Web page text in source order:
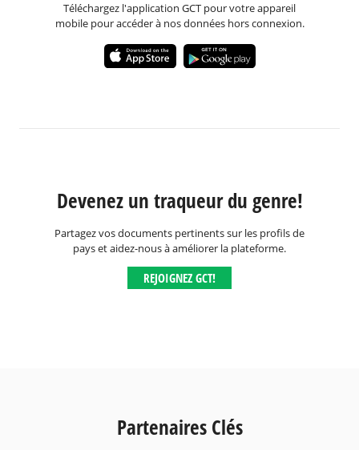
Téléchargez l'application GCT pour votre appareil
mobile pour accéder à nos données hors connexion.
Devenez un traqueur du genre!
Partagez vos documents pertinents sur les profils de
pays et aidez-nous à améliorer la plateforme.
REJOIGNEZ GCT!
Partenaires Clés